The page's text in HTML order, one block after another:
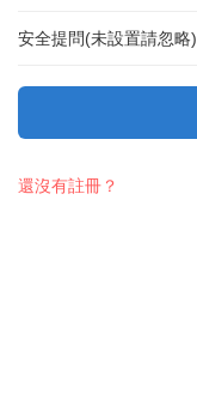
安全提問(未設置請忽略)
還沒有註冊？